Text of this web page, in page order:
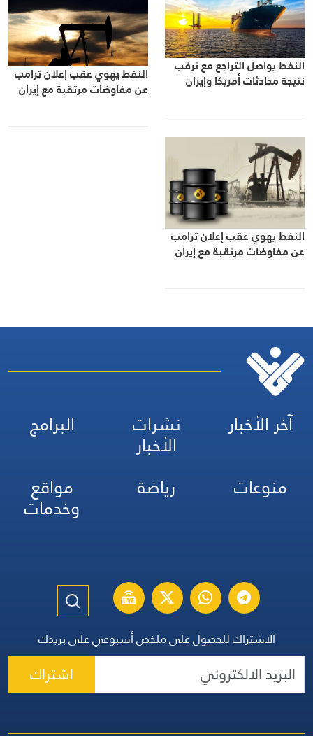
النفط يواصل التراجع مع ترقب
نتيجة محادثات أمريكا وإيران النفط يهوي عقب إعلان ترامب
عن مفاوضات مرتقبة مع إيران
النفط يهوي عقب إعلان ترامب
عن مفاوضات مرتقبة مع إيران
آخر الأخبار نشرات
الأخبار
البرامج
منوعات
رياضة مواقع
وخدمات
الاشتراك للحصول على ملخص أسبوعي على بريدك
اشتراك